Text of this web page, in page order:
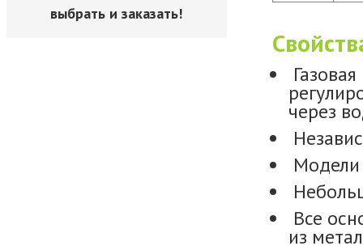
выбрать и заказать!
через
Модели
Все
из